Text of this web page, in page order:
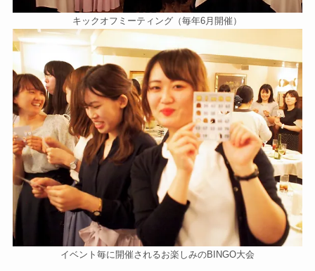
キックオフミーティング（毎年6月開催）
イベント毎に開催されるお楽しみのBINGO大会